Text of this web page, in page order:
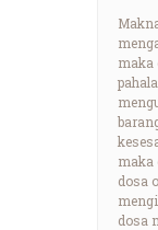
maka
maka
dosa
dosa